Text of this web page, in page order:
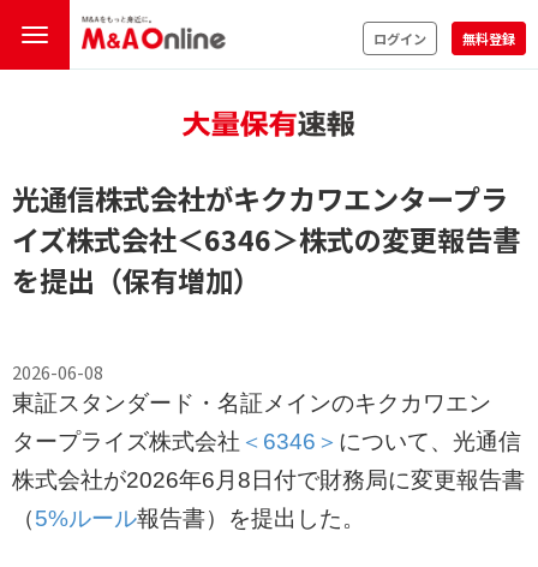
ログイン 無料登録
光通信株式会社がキクカワエンタープラ
イズ株式会社＜6346＞株式の変更報告書
を提出（保有増加）
2026-06-08
東証スタンダード・名証メインのキクカワエン
タープライズ株式会社 ＜6346＞ について、光通信
株式会社が2026年6月8日付で財務局に変更報告書
（5%ルール報告書）を提出した。